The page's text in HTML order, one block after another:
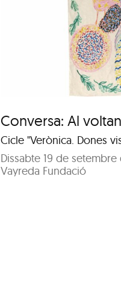
Conversa: Al
Cicle "Verònica. Dones
Dissabte 19 de setembre
Vayreda Fundació
Visita
“Deus”